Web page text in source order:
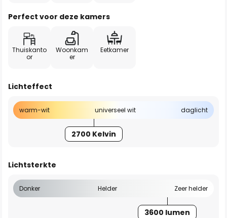
Perfect voor deze kamers
Thuiskanto
or
Woonkam
er
Eetkamer
Lichteffect
warm-wit universeel wit daglicht
2700 Kelvin
Lichtsterkte
Donker Helder Zeer helder
3600 lumen